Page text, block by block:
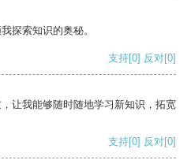
探索知识的奥秘。
支持[0] 反对[0]
让我能够随时随地学习新知识，拓宽
支持[0] 反对[0]